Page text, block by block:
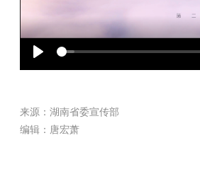
Play
来源：湖南省委宣传部
编辑：唐宏萧